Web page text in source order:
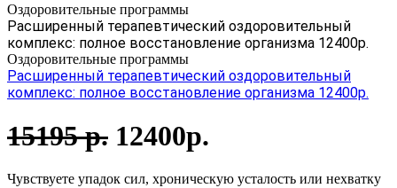
Оздоровительные программы
Расширенный терапевтический оздоровительный
комплекс: полное восстановление организма 12400р.
Оздоровительные программы
Расширенный терапевтический оздоровительный
комплекс: полное восстановление организма 12400р.
15195 р. 12400р.
Чувствуете упадок сил, хроническую усталость или нехватку